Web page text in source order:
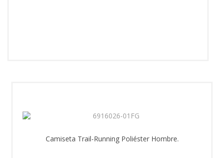
Camiseta Trail-Running Poliéster Hombre.